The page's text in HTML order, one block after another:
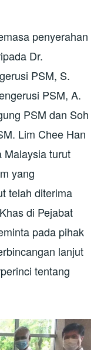
penyerahan
Dr.
PSM, S.
PSM, A.
PSM dan Soh
Lim Chee Han
Malaysia turut
yang
telah diterima
di Pejabat
pada pihak
lanjut
tentang